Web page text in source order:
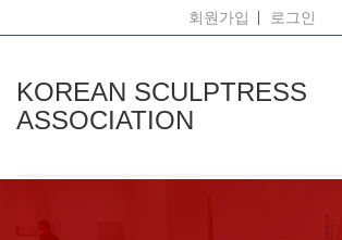
회원가입 로그인
KOREAN SCULPTRESS
ASSOCIATION